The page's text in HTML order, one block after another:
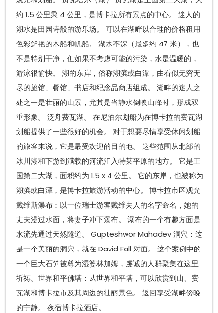
约 1.5 公里乘 4 公里，是博卡拉所有景点的中心。 迷人的
湖水是田园诗般的游乐场。 可以在湖畔以合理的价格租用
色彩鲜艳的木船和帆船。 湖水不深（最多约 47 米），也
不是特别干净，但如果不考虑可能的污染，水是温暖的，
游泳很愉快。 湖的东岸，俗称湖滨或白潭，由看似无穷无
尽的旅馆、餐馆、书店和纪念品商店组成。 湖畔的迷人之
处之一是壮丽的山景，尤其是当静水倒映山峰时，形成双
重形象。 泛舟费瓦湖。 在尼泊尔划船为在博卡拉的费瓦湖
划船提供了一些很好的机会。 对于想要尽情享受休闲划船
的旅客来说，它是最受欢迎的目的地。 这些范围从北部的
冰川湖和下游到满载的河流汇入特莱平原的地方。 它是王
国第二大湖，面积约为 1.5 x 4 公里。 它的东岸，也被称为
湖滨或白潭，是博卡拉旅游活动的中心。 博卡拉市区观光
戴维斯瀑布：以一位瑞士游客戴维夫人的名字命名，她的
丈夫漫过水面，将妻子冲下瀑布。 瀑布的一个有趣方面是
水流先通过天然隧道。 Gupteshwor Mahadev 洞穴：这
是一个美丽的洞穴，就在 David Fall 对面。 这个案例中的
一个巨大石笋被尊为湿婆林加姆，虔诚的人群聚集在这里
祈祷。世界和平佛塔：从世界和平塔，可以欣赏到山、费
瓦湖和博卡拉市及其周边的壮丽景色。 返回享受湖畔傍晚
的宁静。 夜宿博卡拉酒店。